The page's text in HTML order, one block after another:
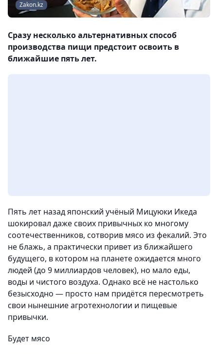
Zakon.kz
Сразу несколько альтернативных способ
производства пищи предстоит освоить в
ближайшие пять лет.
Пять лет назад японский учёный Мицуюки Икеда
шокировал даже своих привычных ко многому
соотечественников, сотворив мясо из фекалий. Это
не блажь, а практически привет из ближайшего
будущего, в котором на планете ожидается много
людей (до 9 миллиардов человек), но мало еды,
воды и чистого воздуха. Однако всё не настолько
безысходно — просто нам придётся пересмотреть
свои нынешние агротехнологии и пищевые
привычки.
Будет мясо